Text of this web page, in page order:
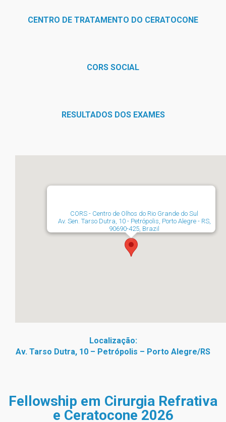
CENTRO DE TRATAMENTO DO CERATOCONE
CORS SOCIAL
RESULTADOS DOS EXAMES
CORS - Centro de Olhos do Rio Grande do Sul
Av. Sen. Tarso Dutra, 10 - Petrópolis, Porto Alegre - RS,
90690-425, Brazil
Localização:
Av. Tarso Dutra, 10 – Petrópolis – Porto Alegre/RS
Fellowship em Cirurgia Refrativa
e Ceratocone 2026